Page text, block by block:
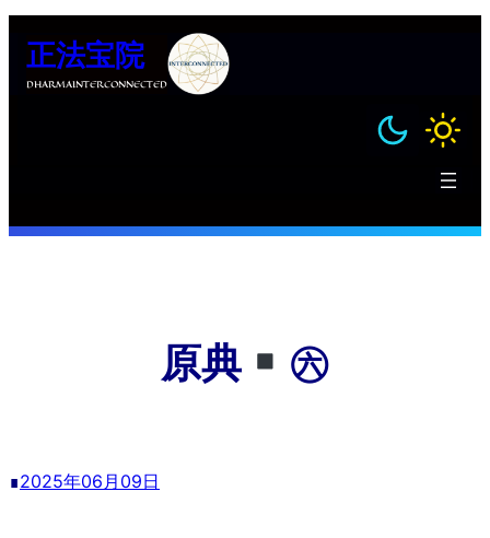
正法宝院
DHARMAINTERCONNECTED
原典 ㊅
∎2025年06月09日